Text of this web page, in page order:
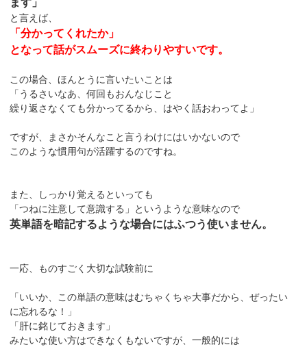
ます」
と言えば、
「分かってくれたか」
となって話がスムーズに終わりやすいです。
この場合、ほんとうに言いたいことは
「うるさいなあ、何回もおんなじこと
繰り返さなくても分かってるから、はやく話おわってよ」
ですが、まさかそんなこと言うわけにはいかないので
このような慣用句が活躍するのですね。
また、しっかり覚えるといっても
「つねに注意して意識する」というような意味なので
英単語を暗記するような場合にはふつう使いません。
一応、ものすごく大切な試験前に
「いいか、この単語の意味はむちゃくちゃ大事だから、ぜったい
に忘れるな！」
「肝に銘じておきます」
みたいな使い方はできなくもないですが、一般的には